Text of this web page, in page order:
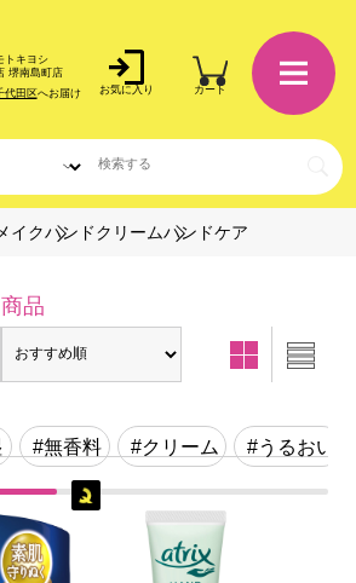
トキヨシ
堺南島町店
代田区へお届け お気に入り カート
イクハンドクリームハンドケア
品
#無香料 #クリーム #うるおい